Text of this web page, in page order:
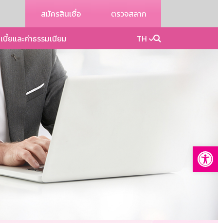
สมัครสินเชื่อ ตรวจสลาก
บี้ยและค่าธรรมเนียม TH